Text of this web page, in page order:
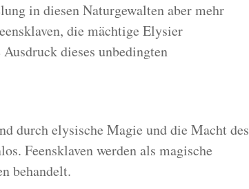
in diesen Naturgewalten aber mehr
die mächtige Elysier
dieses unbedingten
durch elysische Magie und die Macht des
Feensklaven werden als magische
behandelt.